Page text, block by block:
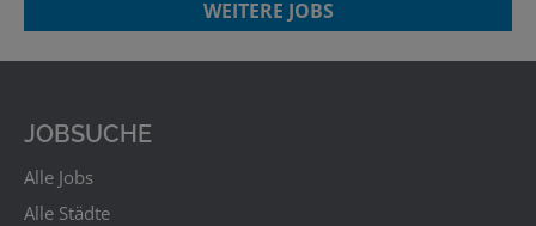
WEITERE JOBS
JOBSUCHE
Alle Jobs
Alle Städte